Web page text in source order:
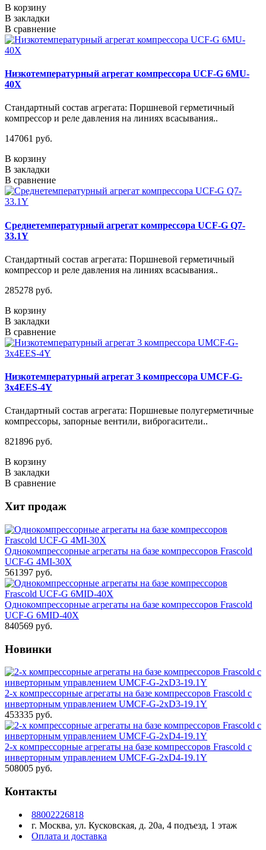
В корзину
В закладки
В сравнение
Низкотемпературный агрегат компрессора UCF-G 6MU-
40X
Стандартный состав агрегата: Поршневой герметичный
компрессор и реле давления на линиях всасывания..
147061 руб.
В корзину
В закладки
В сравнение
Среднетемпературный агрегат компрессора UCF-G Q7-
33.1Y
Стандартный состав агрегата: Поршневой герметичный
компрессор и реле давления на линиях всасывания..
285278 руб.
В корзину
В закладки
В сравнение
Низкотемпературный агрегат 3 компрессора UMCF-G-
3х4EES-4Y
Стандартный состав агрегата: Поршневые полугерметичные
компрессоры, запорные вентили, виброгасители..
821896 руб.
В корзину
В закладки
В сравнение
Хит продаж
Однокомпрессорные агрегаты на базе компрессоров Frascold
UCF-G 4MI-30X
561397 руб.
Однокомпрессорные агрегаты на базе компрессоров Frascold
UCF-G 6MID-40X
840569 руб.
Новинки
2-х компрессорные агрегаты на базе компрессоров Frascold с
инверторным управлением UMCF-G-2xD3-19.1Y
453335 руб.
2-х компрессорные агрегаты на базе компрессоров Frascold с
инверторным управлением UMCF-G-2xD4-19.1Y
508005 руб.
Контакты
88002226818
г. Москва, ул. Кусковская, д. 20а, 4 подъезд, 1 этаж
Оплата и доставка